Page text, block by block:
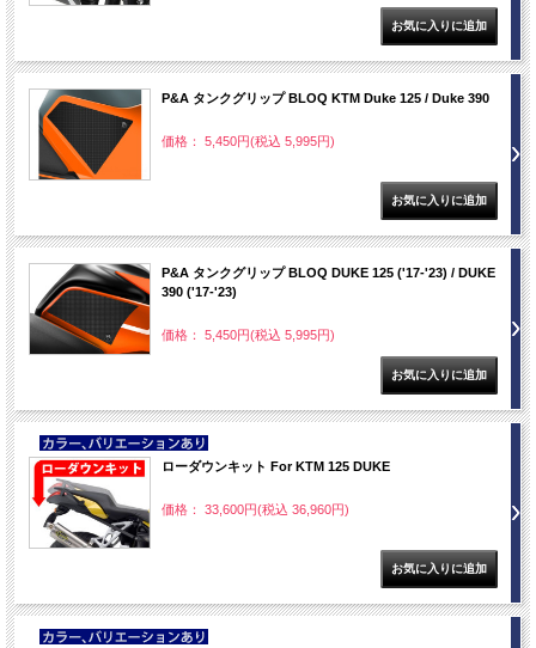
P&A タンクグリップ BLOQ KTM Duke 125 / Duke 390
価格： 5,450円(税込 5,995円)
P&A タンクグリップ BLOQ DUKE 125 ('17-'23) / DUKE
390 ('17-'23)
価格： 5,450円(税込 5,995円)
NEW
ローダウンキット For KTM 125 DUKE
価格： 33,600円(税込 36,960円)
NEW